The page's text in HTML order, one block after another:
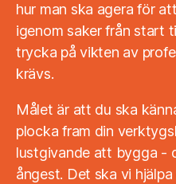
hur man ska agera för
igenom saker från start
trycka på vikten av
krävs.
Målet är att du ska
plocka fram din
lustgivande att bygga -
ångest. Det ska vi